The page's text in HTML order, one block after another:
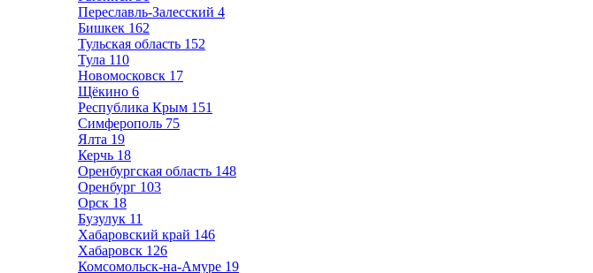
Переславль-Залесский 4
Бишкек 162
Тульская область 152
Тула 110
Новомосковск 17
Щёкино 6
Республика Крым 151
Симферополь 75
Ялта 19
Керчь 18
Оренбургская область 148
Оренбург 103
Орск 18
Бузулук 11
Хабаровский край 146
Хабаровск 126
Комсомольск-на-Амуре 19